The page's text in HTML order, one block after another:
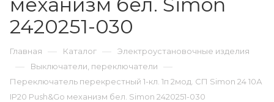
2420251-030
Главная — Каталог — Электроустановочные изделия
— Выключатели, переключатели —
Переключатель перекрестный 1-кл. 1п 2мод. СП Simon 24 10А
IP20 Push&Go механизм бел. Simon 2420251-030